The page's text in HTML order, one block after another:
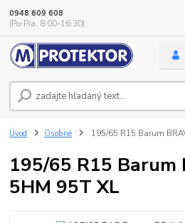
0948 609 608
(Po-Pia, 8:00-16:30)
Úvod Osobné 195/65 R15 Barum
195/65 R15 Barum
5HM 95T XL